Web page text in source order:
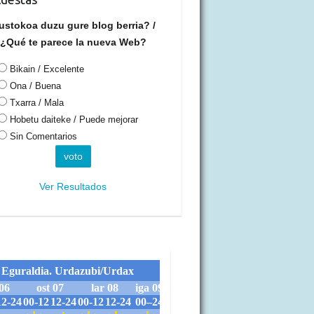
duzu gure blog berria? /
¿Qué te parece la nueva Web?
Bikain / Excelente
Ona / Buena
Txarra / Mala
Hobetu daiteke / Puede mejorar
Sin Comentarios
Ver Resultados